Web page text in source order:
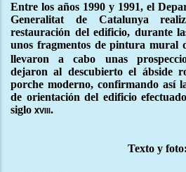
Entre los años 1990 y 1991, el
Generalitat de Catalunya
restauración del edificio, durante
unos fragmentos de pintura mural
llevaron a cabo unas
dejaron al descubierto el ábside
porche moderno, confirmando así
de orientación del edificio
siglo xviii.
Texto y